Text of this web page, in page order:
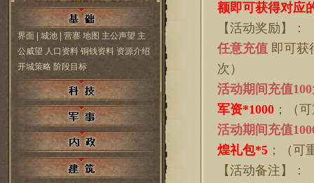
界面 | 城池 | 营寨 地图 主公声望 主
公威望 人口资料 铜钱资料 资源介绍
开城策略 阶段目标
额即可获得对应
【活动奖励】：
任意充值 即可获
次）
活动期间充值
军资*1000 ；（
活动期间充值
煌礼包*5 ；（可
【活动备注】：